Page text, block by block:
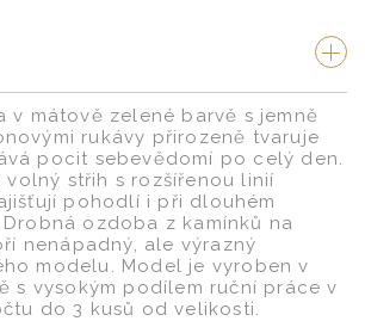
v mátově zelené barvě s jemně
rukávy přirozeně tvaruje
pocit sebevědomí po celý den.
volný střih s rozšířenou linií
pohodlí i při dlouhém
ozdoba z kamínků na
nenápadný, ale výrazný
modelu. Model je vyroben v
s vysokým podílem ruční práce v
do 3 kusů od velikosti.